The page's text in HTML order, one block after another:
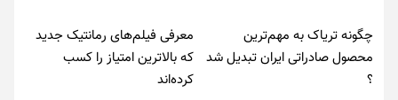
چگونه تریاک به مهم‌ترین
محصول صادراتی ایران تبدیل شد
؟
معرفی فیلم‌های رمانتیک جدید
که بالاترین امتیاز را کسب
کرده‌اند